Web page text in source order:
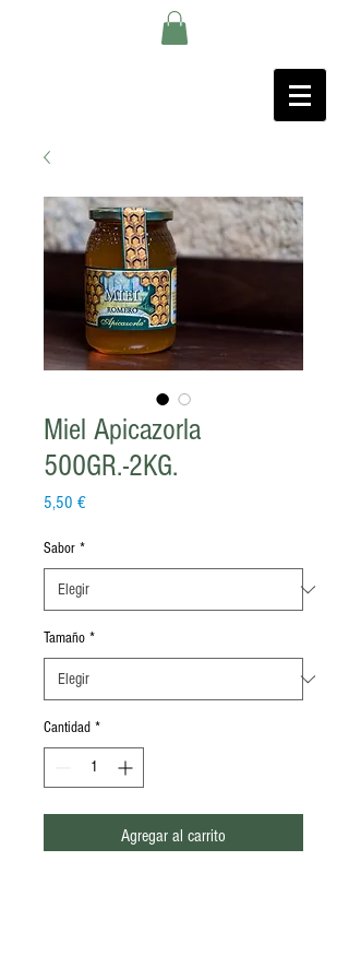
Miel Apicazorla
500GR.-2KG.
5,50 €Precio
Sabor *
Tamaño *
Cantidad *
Agregar al carrito